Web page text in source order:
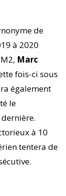
de
à 2020
Marc
fois-ci sous
également
le
à 10
tentera de